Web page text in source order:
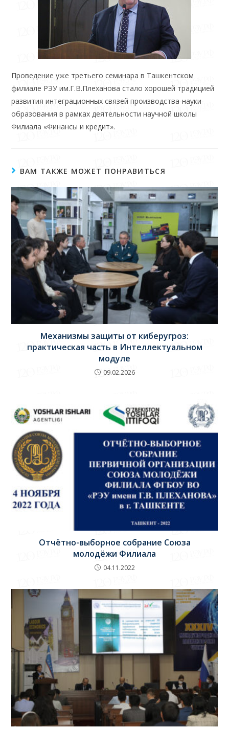
Проведение уже третьего семинара в Ташкентском
филиале РЭУ им.Г.В.Плеханова стало хорошей традицией
развития интеграционных связей производства-науки-
образования в рамках деятельности научной школы
Филиала «Финансы и кредит».
ВАМ ТАКЖЕ МОЖЕТ ПОНРАВИТЬСЯ
Механизмы защиты от киберугроз:
практическая часть в Интеллектуальном
модуле
09.02.2026
Отчётно-выборное собрание Союза
молодёжи Филиала
04.11.2022